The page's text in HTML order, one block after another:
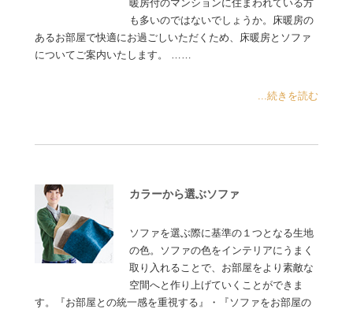
暖房付のマンションに住まわれている方
も多いのではないでしょうか。床暖房の
あるお部屋で快適にお過ごしいただくため、床暖房とソファ
についてご案内いたします。 ……
...続きを読む
カラーから選ぶソファ
ソファを選ぶ際に基準の１つとなる生地
の色。ソファの色をインテリアにうまく
取り入れることで、お部屋をより素敵な
空間へと作り上げていくことができま
す。『お部屋との統一感を重視する』・『ソファをお部屋の